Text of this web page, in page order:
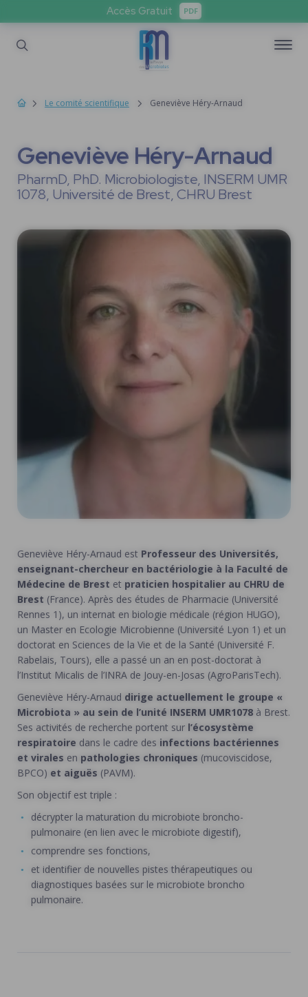
Accès Gratuit PDF
Le comité scientifique Geneviève Héry-Arnaud
Geneviève Héry-Arnaud
PharmD, PhD. Microbiologiste, INSERM UMR
1078, Université de Brest, CHRU Brest
Geneviève Héry-Arnaud est Professeur des Universités,
enseignant-chercheur en bactériologie à la Faculté de
Médecine de Brest et praticien hospitalier au CHRU de
Brest (France). Après des études de Pharmacie (Université
Rennes 1), un internat en biologie médicale (région HUGO),
un Master en Ecologie Microbienne (Université Lyon 1) et un
doctorat en Sciences de la Vie et de la Santé (Université F.
Rabelais, Tours), elle a passé un an en post-doctorat à
l’Institut Micalis de l’INRA de Jouy-en-Josas (AgroParisTech).
Geneviève Héry-Arnaud dirige actuellement le groupe «
Microbiota » au sein de l’unité INSERM UMR1078 à Brest.
Ses activités de recherche portent sur l’écosystème
respiratoire dans le cadre des infections bactériennes
et virales en pathologies chroniques (mucoviscidose,
BPCO) et aiguës (PAVM).
Son objectif est triple :
décrypter la maturation du microbiote broncho-
pulmonaire (en lien avec le microbiote digestif),
comprendre ses fonctions,
et identifier de nouvelles pistes thérapeutiques ou
diagnostiques basées sur le microbiote broncho
pulmonaire.